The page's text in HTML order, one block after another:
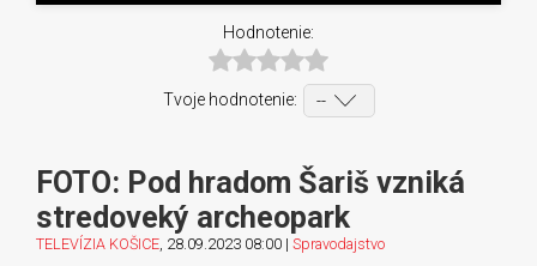
Hodnotenie:
Tvoje hodnotenie:
FOTO: Pod hradom Šariš vzniká
stredoveký archeopark
TELEVÍZIA KOŠICE , 28.09.2023 08:00 | Spravodajstvo